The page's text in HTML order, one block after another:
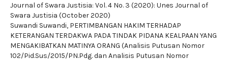
Journal of Swara Justisia: Vol. 4 No. 3 (2020): Unes Journal of
Swara Justisia (October 2020)
Suwandi Suwandi, PERTIMBANGAN HAKIM TERHADAP
KETERANGAN TERDAKWA PADA TINDAK PIDANA KEALPAAN YANG
MENGAKIBATKAN MATINYA ORANG (Analisis Putusan Nomor
102/Pid.Sus/2015/PN.Pdg. dan Analisis Putusan Nomor